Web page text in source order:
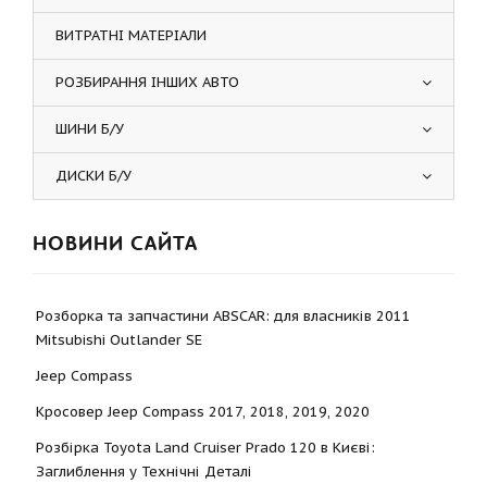
ВИТРАТНІ МАТЕРІАЛИ
РОЗБИРАННЯ ІНШИХ АВТО
ШИНИ Б/У
ДИСКИ Б/У
НОВИНИ САЙТА
Розборка та запчастини ABSCAR: для власників 2011
Mitsubishi Outlander SE
Jeep Compass
Кросовер Jeep Compass 2017, 2018, 2019, 2020
Розбірка Toyota Land Cruiser Prado 120 в Києві:
Заглиблення у Технічні Деталі